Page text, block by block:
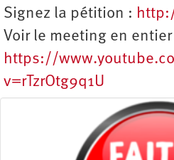
Signez la pétition :
Voir le meeting en entier
https://
v=rTzrOtg9q1U